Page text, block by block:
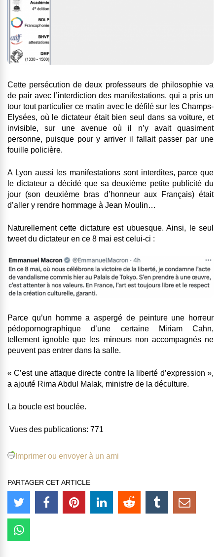
Cette persécution de deux professeurs de philosophie va
de pair avec l’interdiction des manifestations, qui a pris un
tour tout particulier ce matin avec le défilé sur les Champs-
Elysées, où le dictateur était bien seul dans sa voiture, et
invisible, sur une avenue où il n’y avait quasiment
personne, puisque pour y arriver il fallait passer par une
fouille policière.
A Lyon aussi les manifestations sont interdites, parce que
le dictateur a décidé que sa deuxième petite publicité du
jour (son deuxième bras d’honneur aux Français) était
d’aller y rendre hommage à Jean Moulin…
Naturellement cette dictature est ubuesque. Ainsi, le seul
tweet du dictateur en ce 8 mai est celui-ci :
Parce qu’un homme a aspergé de peinture une horreur
pédopornographique d’une certaine Miriam Cahn,
tellement ignoble que les mineurs non accompagnés ne
peuvent pas entrer dans la salle.
« C’est une attaque directe contre la liberté d’expression »,
a ajouté Rima Abdul Malak, ministre de la déculture.
La boucle est bouclée.
Vues des publications: 771
Imprimer ou envoyer à un ami
PARTAGER CET ARTICLE